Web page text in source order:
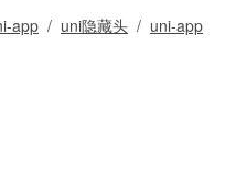
app / uni隐藏头 / uni-app